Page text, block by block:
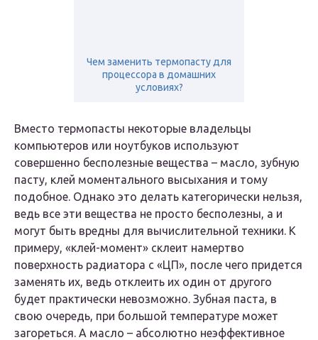
Чем заменить термопасту для
процессора в домашних
условиях?
Вместо термопасты некоторые владельцы
компьютеров или ноутбуков используют
совершенно бесполезные вещества – масло, зубную
пасту, клей моментального высыхания и тому
подобное. Однако это делать категорически нельзя,
ведь все эти вещества не просто бесполезны, а и
могут быть вредны для вычислительной техники. К
примеру, «клей-момент» склеит намертво
поверхность радиатора с «ЦП», после чего придется
заменять их, ведь отклеить их один от другого
будет практически невозможно. Зубная паста, в
свою очередь, при большой температуре может
загореться. А масло – абсолютно неэффективное